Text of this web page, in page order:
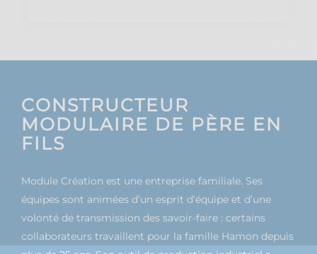
CONSTRUCTEUR
MODULAIRE DE PÈRE EN
FILS
Module Création est une entreprise familiale. Ses
équipes sont animées d’un esprit d’équipe et d’une
volonté de transmission des savoir-faire : certains
collaborateurs travaillent pour la famille Hamon depuis